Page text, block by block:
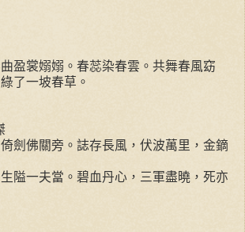
盈裳嫋嫋。春蕊染春雲。共舞春風窈
了一坡春草。
劍佛關旁。誌存長風，伏波萬里，金鏑
隘一夫當。碧血丹心，三軍盡曉，死亦